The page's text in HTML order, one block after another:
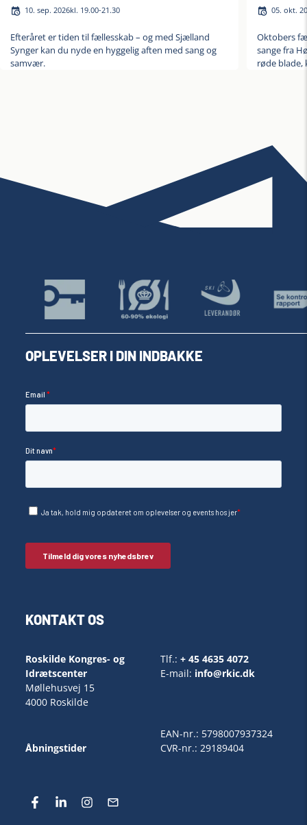
10. sep. 2026kl. 19.00-21.30
Efteråret er tiden til fællesskab – og med Sjælland
Synger kan du nyde en hyggelig aften med sang og
samvær.
05. okt.
Oktobers
sange fra
røde blade,
KONTAKT OS
Roskilde Kongres- og
Idrætscenter
Møllehusvej 15
4000 Roskilde
Tlf.: + 45 4635 4072
E-mail: info@rkic.dk
Åbningstider
EAN-nr.: 5798007937324
CVR-nr.: 29189404
OPLEVELSER I DIN INDBAKKE